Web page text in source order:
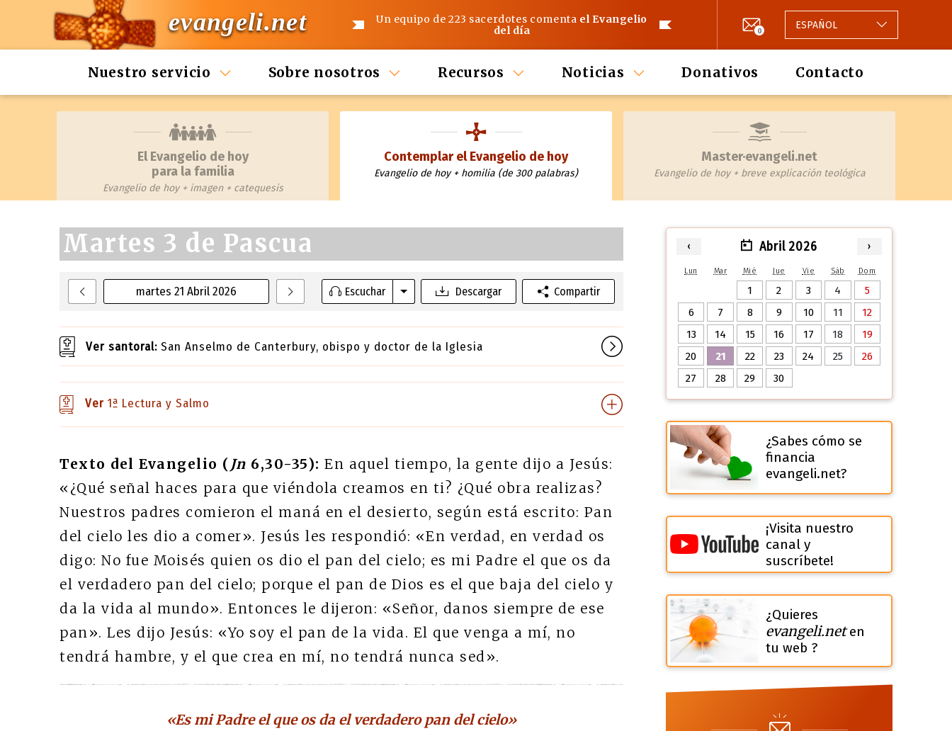
evangeli.net Un equipo de 223 sacerdotes comenta el Evangelio
del día
0 ESPAÑOL
Nuestro servicio Sobre nosotros Recursos Noticias Donativos Contacto
El Evangelio de hoy
para la familia
Evangelio de hoy + imagen + catequesis
Contemplar el Evangelio de hoy
Evangelio de hoy + homilia (de 300 palabras)
Master·evangeli.net
Evangelio de hoy + breve explicación teológica
martes 21 Abril 2026
Ver santoral: San Anselmo de Canterbury, obispo y doctor de la Iglesia
Martes 3 de Pascua
Escuchar Descargar Compartir
Ver 1ª Lectura y Salmo
Texto del Evangelio ( Jn 6,30-35): En aquel tiempo, la gente dijo a Jesús:
«¿Qué señal haces para que viéndola creamos en ti? ¿Qué obra realizas?
Nuestros padres comieron el maná en el desierto, según está escrito: Pan
del cielo les dio a comer». Jesús les respondió: «En verdad, en verdad os
digo: No fue Moisés quien os dio el pan del cielo; es mi Padre el que os da
el verdadero pan del cielo; porque el pan de Dios es el que baja del cielo y
da la vida al mundo». Entonces le dijeron: «Señor, danos siempre de ese
pan». Les dijo Jesús: «Yo soy el pan de la vida. El que venga a mí, no
tendrá hambre, y el que crea en mí, no tendrá nunca sed».
«Es mi Padre el que os da el verdadero pan del cielo»
‹ Abril 2026 ›
Lun Mar Mié Jue Vie Sáb Dom
1 2 3 4
5
6
7 8 9 10 11
12
13
14 15 16 17 18
19
20
21 22 23 24 25
26
27
28 29 30
¿Sabes cómo se
financia
evangeli.net?
¡Visita nuestro
canal y
suscríbete!
¿Quieres
evangeli.neten
tu web ?